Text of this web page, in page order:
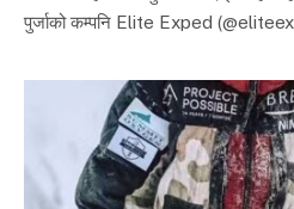
पुर्जाको कम्पनि Elite Exped